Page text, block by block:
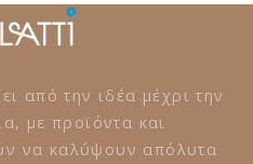
από την ιδέα μέχρι την
με προϊόντα και
να καλύψουν απόλυτα